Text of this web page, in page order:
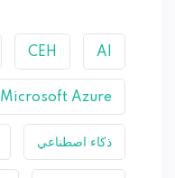
AI
CEH
Microsoft Azure
ذكاء اصطناعي